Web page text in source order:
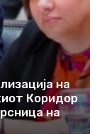
на
Коридор
на